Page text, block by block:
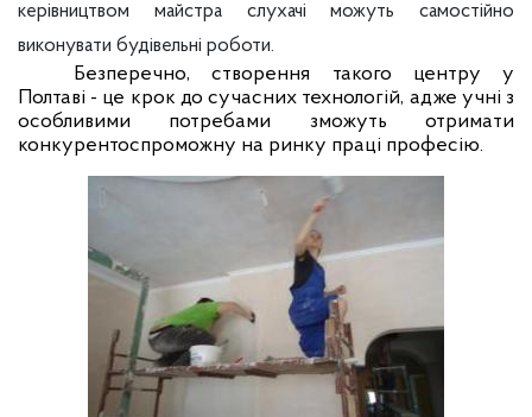
керівництвом майстра слухачі можуть самостійно
виконувати будівельні роботи.
Безперечно, створення такого центру у
Полтаві - це крок до сучасних технологій, адже учні з
особливими потребами зможуть отримати
конкурентоспроможну на ринку праці професію.